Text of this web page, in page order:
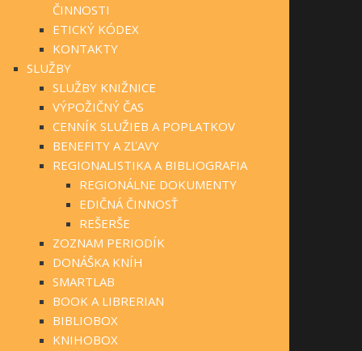
ČINNOSTI
ETICKÝ KÓDEX
KONTAKTY
SLUŽBY
SLUŽBY KNIŽNICE
VÝPOŽIČNÝ ČAS
CENNÍK SLUŽIEB A POPLATKOV
BENEFITY A ZĽAVY
REGIONALISTIKA A BIBLIOGRAFIA
REGIONÁLNE DOKUMENTY
EDIČNÁ ČINNOSŤ
REŠERŠE
ZOZNAM PERIODÍK
DONÁŠKA KNÍH
SMARTLAB
BOOK A LIBRERIAN
BIBLIOBOX
KNIHOBOX